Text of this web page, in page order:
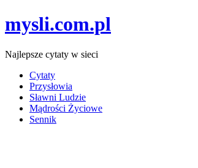
mysli.com.pl
Najlepsze cytaty w sieci
Cytaty
Przysłowia
Sławni Ludzie
Mądrości Życiowe
Sennik